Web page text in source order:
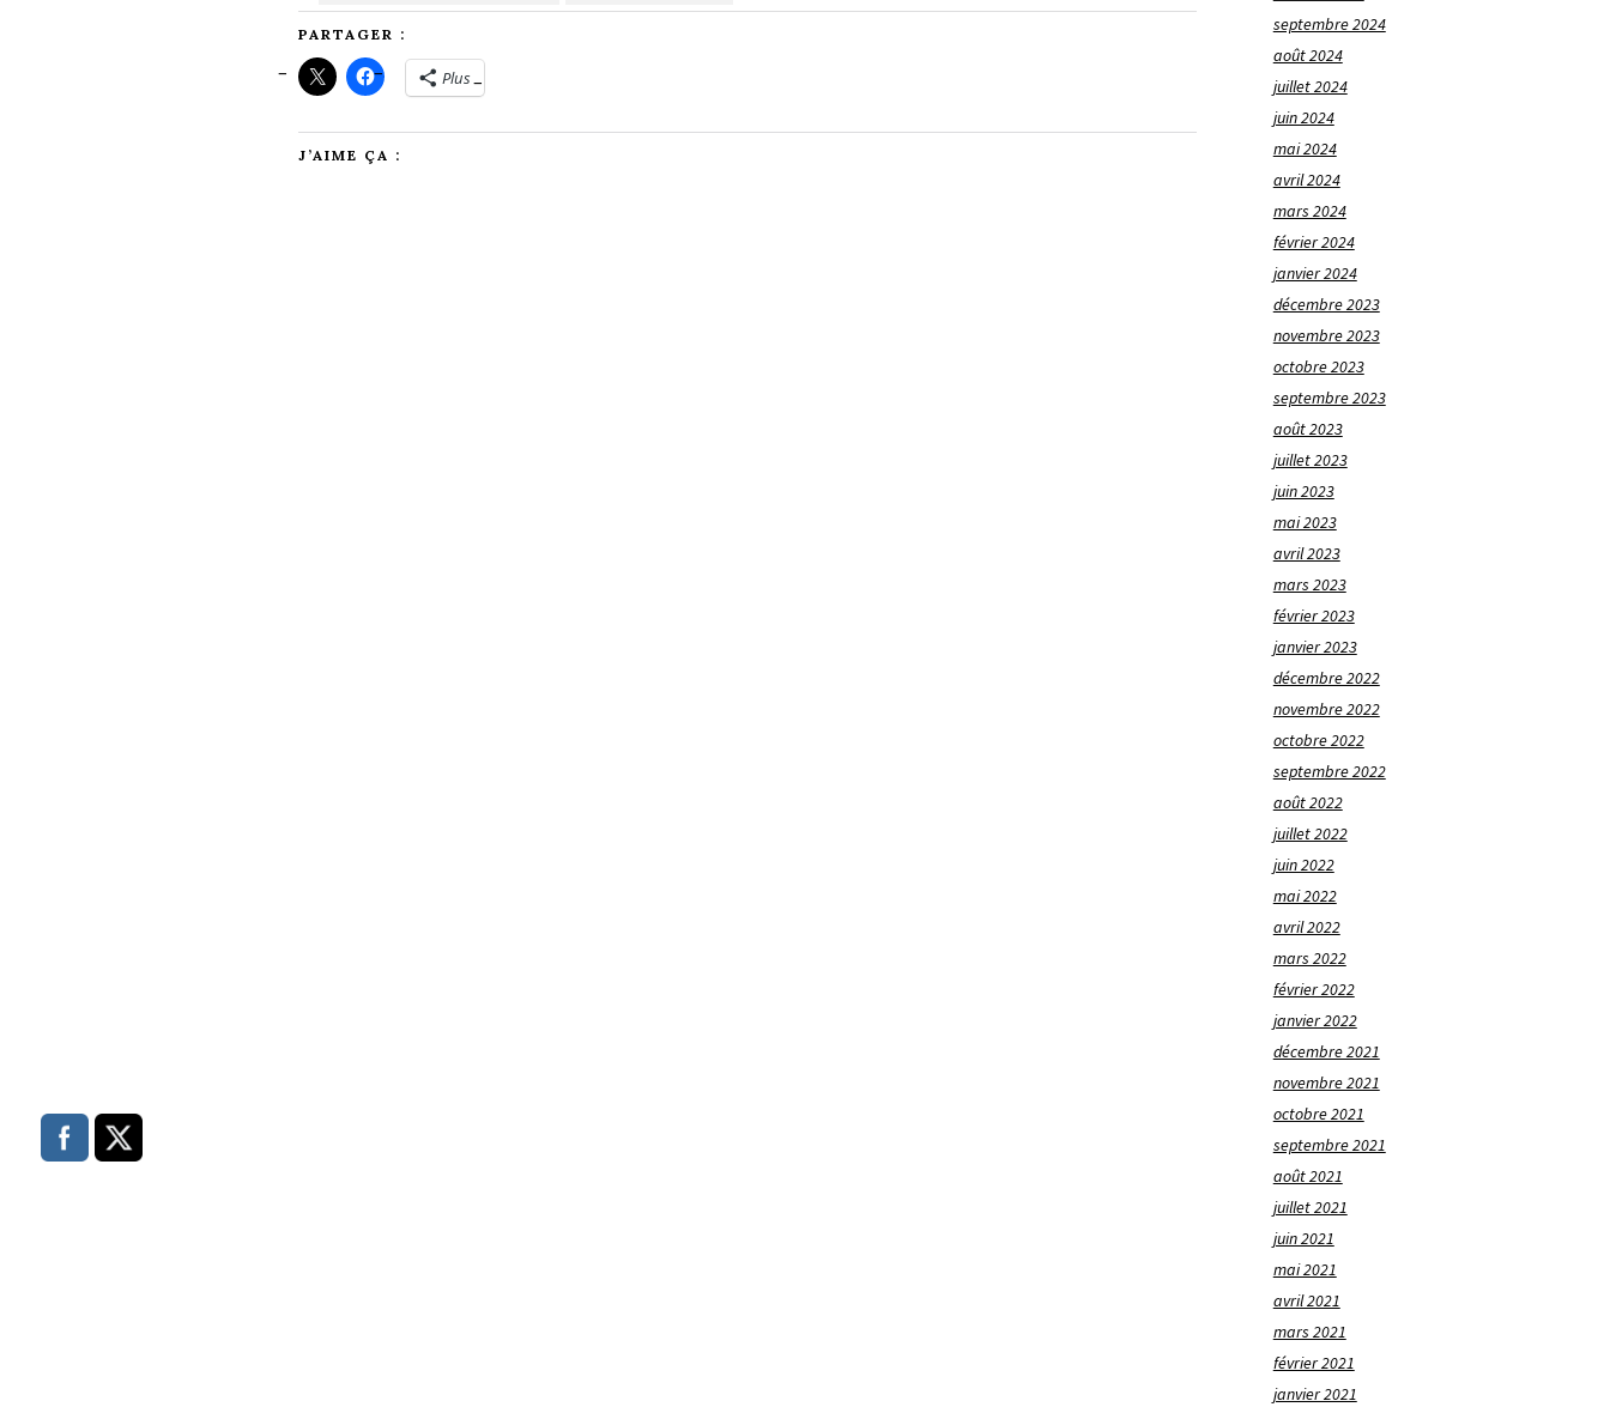
PARTAGER :
Plus
J’AIME ÇA :
septembre 2024
août 2024
juillet 2024
juin 2024
mai 2024
avril 2024
mars 2024
février 2024
janvier 2024
décembre 2023
novembre 2023
octobre 2023
septembre 2023
août 2023
juillet 2023
juin 2023
mai 2023
avril 2023
mars 2023
février 2023
janvier 2023
décembre 2022
novembre 2022
octobre 2022
septembre 2022
août 2022
juillet 2022
juin 2022
mai 2022
avril 2022
mars 2022
février 2022
janvier 2022
décembre 2021
novembre 2021
octobre 2021
septembre 2021
août 2021
juillet 2021
juin 2021
mai 2021
avril 2021
mars 2021
février 2021
janvier 2021